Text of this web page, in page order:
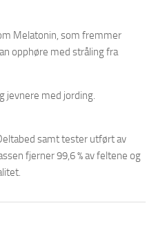
Melatonin, som fremmer
opphøre med stråling fra
jevnere med jording.
samt tester utført av
fjerner 99,6 % av feltene og